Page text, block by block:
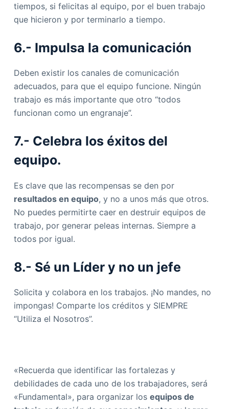
tiempos, si felicitas al equipo, por el buen trabajo
que hicieron y por terminarlo a tiempo.
6.- Impulsa la comunicación
Deben existir los canales de comunicación
adecuados, para que el equipo funcione. Ningún
trabajo es más importante que otro “todos
funcionan como un engranaje”.
7.- Celebra los éxitos del
equipo.
Es clave que las recompensas se den por
resultados en equipo, y no a unos más que otros.
No puedes permitirte caer en destruir equipos de
trabajo, por generar peleas internas. Siempre a
todos por igual.
8.- Sé un Lídery no un jefe
Solicita y colabora en los trabajos. ¡No mandes, no
impongas! Comparte los créditos y SIEMPRE
“Utiliza el Nosotros”.
«Recuerda que identificar las fortalezas y
debilidades de cada uno de los trabajadores, será
«Fundamental», para organizar los equipos de